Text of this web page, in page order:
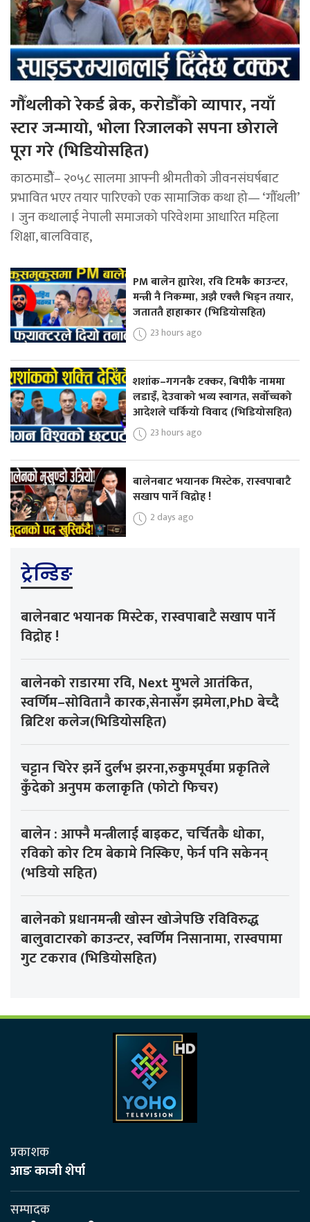
गौँथलीको रेकर्ड ब्रेक, करोडौँको व्यापार, नयाँ
स्टार जन्मायो, भोला रिजालको सपना छोराले
पूरा गरे (भिडियोसहित)
काठमाडोैं– २०५८ सालमा आफ्नी श्रीमतीको जीवनसंघर्षबाट
प्रभावित भएर तयार पारिएको एक सामाजिक कथा हो— ‘गौँथली’
। जुन कथालाई नेपाली समाजको परिवेशमा आधारित महिला
शिक्षा, बालविवाह,
PM बालेन ह्यारेश, रवि टिमकै काउन्टर,
मन्त्री नै निकम्मा, अझै एक्लै भिड्न तयार,
जताततै हाहाकार (भिडियोसहित)
23 hours ago
शशांक–गगनकै टक्कर, बिपीकै नाममा
लडाइँ, देउवाको भव्य स्वागत, सर्वोच्चको
आदेशले चर्कियो विवाद (भिडियोसहित)
23 hours ago
बालेनबाट भयानक मिस्टेक, रास्वपाबाटै
सखाप पार्ने विद्रोह !
2 days ago
ट्रेन्डिङ
बालेनबाट भयानक मिस्टेक, रास्वपाबाटै सखाप पार्ने
विद्रोह !
बालेनको राडारमा रवि, Next मुभले आतंकित,
स्वर्णिम–सोवितानै कारक,सेनासँग झमेला,PhD बेच्दै
ब्रिटिश कलेज(भिडियोसहित)
चट्टान चिरेर झर्ने दुर्लभ झरना,रुकुमपूर्वमा प्रकृतिले
कुँदेको अनुपम कलाकृति (फोटो फिचर)
बालेन : आफ्नै मन्त्रीलाई बाइकट, चर्चितकै धोका,
रविको कोर टिम बेकामे निस्किए, फेर्न पनि सकेनन्
(भडियो सहित)
बालेनको प्रधानमन्त्री खोस्न खोजेपछि रविविरुद्ध
बालुवाटारको काउन्टर, स्वर्णिम निसानामा, रास्वपामा
गुट टकराव (भिडियोसहित)
प्रकाशक
आङ काजी शेर्पा
सम्पादक